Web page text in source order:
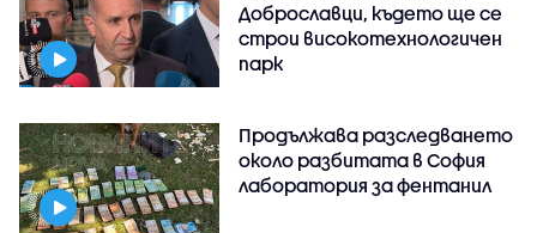
Доброславци, където ще се
строи високотехнологичен
парк
Продължава разследването
около разбитата в София
лаборатория за фентанил